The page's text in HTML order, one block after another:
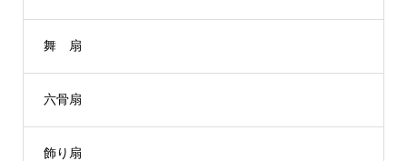
舞 扇
六骨扇
飾り扇